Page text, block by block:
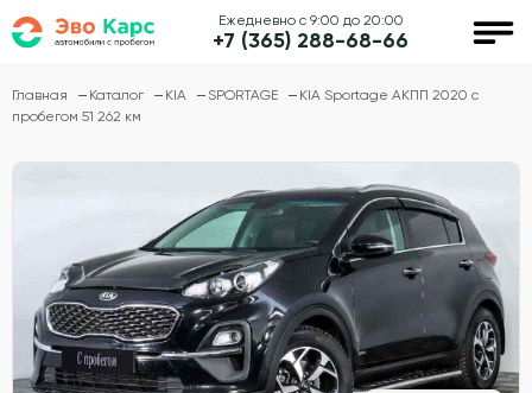
Ежедневно с 9:00 до 20:00
+7 (365) 288-68-66
Главная Каталог KIA SPORTAGE
KIA Sportage АКПП 2020 с
пробегом 51 262 км